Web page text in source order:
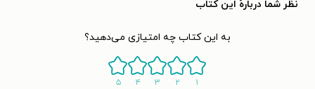
نظر شما دربارهٔ این کتاب
به این کتاب چه امتیازی می‌دهید؟
۱ ۲ ۳ ۴ ۵